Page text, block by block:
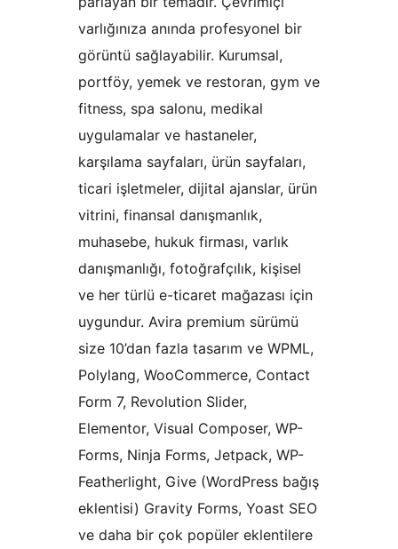
varlığınıza anında profesyonel bir
görüntü sağlayabilir. Kurumsal,
portföy, yemek ve restoran, gym ve
fitness, spa salonu, medikal
uygulamalar ve hastaneler,
karşılama sayfaları, ürün sayfaları,
ticari işletmeler, dijital ajanslar, ürün
vitrini, finansal danışmanlık,
muhasebe, hukuk firması, varlık
danışmanlığı, fotoğrafçılık, kişisel
ve her türlü e-ticaret mağazası için
uygundur. Avira premium sürümü
size 10’dan fazla tasarım ve WPML,
Polylang, WooCommerce, Contact
Form 7, Revolution Slider,
Elementor, Visual Composer, WP-
Forms, Ninja Forms, Jetpack, WP-
Featherlight, Give (WordPress bağış
eklentisi) Gravity Forms, Yoast SEO
ve daha bir çok popüler eklentilere